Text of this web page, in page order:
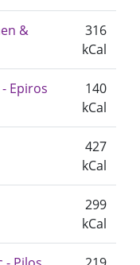
&
316
kCal
Epiros
140
kCal
427
kCal
299
kCal